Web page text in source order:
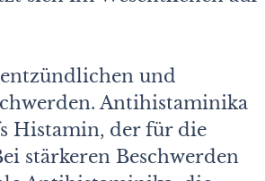
und
Antihistaminika
Histamin, der für die
stärkeren Beschwerden